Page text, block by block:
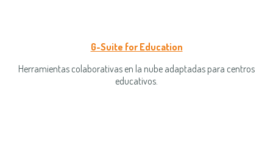
G-Suite for Education
Herramientas colaborativas en la nube adaptadas para centros
educativos.